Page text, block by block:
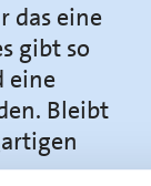
das eine
gibt so
eine
Bleibt